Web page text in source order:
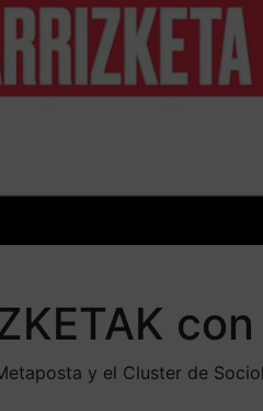
y el Cluster de